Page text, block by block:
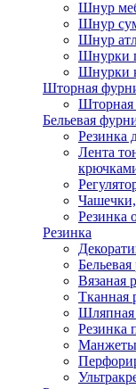
Шнур
Шнур
Шнур
Шнурки
Шнурки
Шторная
Шторная
Бельевая
Резинка
Лента
Чашечки,
Резинка
Резинка
Бельевая
Вязаная
Тканная
Шляпная
Резинка